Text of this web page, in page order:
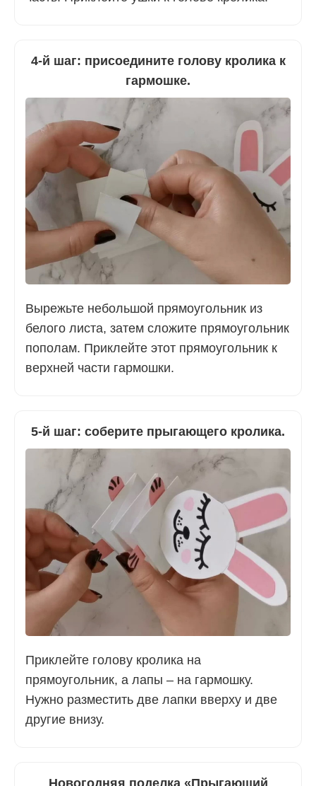
4-й шаг: присоедините голову кролика к
гармошке.
Вырежьте небольшой прямоугольник из
белого листа, затем сложите прямоугольник
пополам. Приклейте этот прямоугольник к
верхней части гармошки.
5-й шаг: соберите прыгающего кролика.
Приклейте голову кролика на
прямоугольник, а лапы – на гармошку.
Нужно разместить две лапки вверху и две
другие внизу.
Новогодняя поделка «Прыгающий